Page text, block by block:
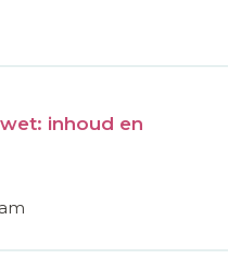
inhoud en